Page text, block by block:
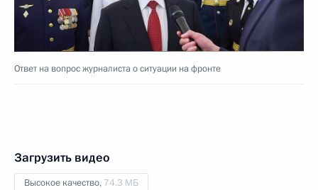
Ответ на вопрос журналиста о ситуации на фронте
Загрузить видео
Высокое качество, 74.3 МБ